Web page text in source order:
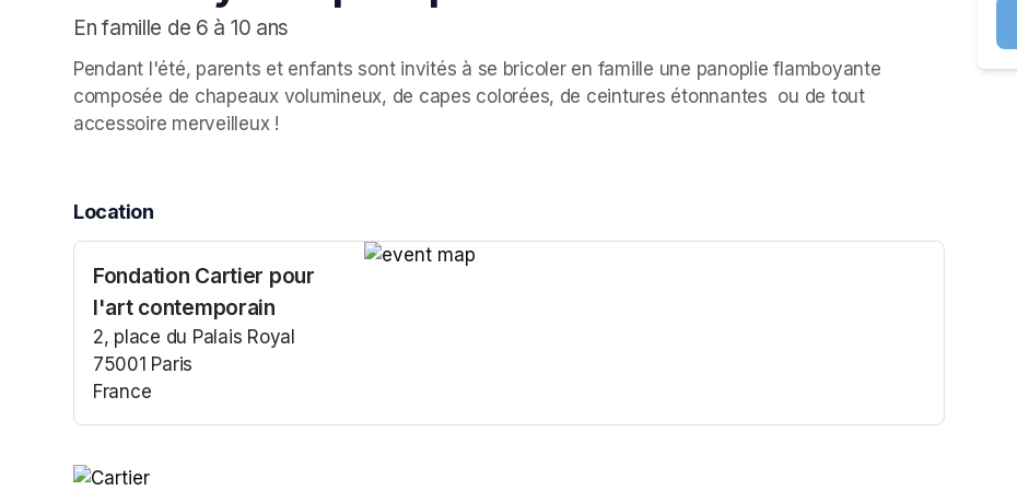
En famille de 6 à 10 ans
Pendant l'été, parents et enfants sont invités à se bricoler en famille une panoplie flamboyante
composée de chapeaux volumineux, de capes colorées, de ceintures étonnantes  ou de tout
accessoire merveilleux !
Location
Fondation Cartier pour
l'art contemporain
2, place du Palais Royal
75001 Paris
France
(opens in a new tab)